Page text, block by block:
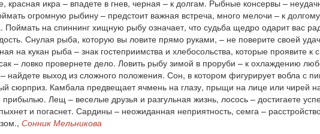
красная икра – впадете в гнев, черная – к долгам. Рыбные консервы –
огромную рыбину – предстоит важная встреча, много мелочи – к
Поймать на спиннинг хищную рыбу означает, что судьба щедро одарит вас
Снулая рыба, которую вы ловите прямо руками, – не поверите своей
на кукан рыба – знак гостеприимства и хлебосольства, которые проявите к
– ловко провернете дело. Ловить рыбу зимой в проруби – к охлаждению
– найдете выход из сложного положения. Сон, в котором фигурирует вобла с
сюрприз. Камбала предвещает ячмень на глазу, прыщи на лице или чирей
Лещ – веселые друзья и разгульная жизнь, лосось – достигаете
и погаснет. Сардины – неожиданная неприятность, семга –
Сонник Мельникова